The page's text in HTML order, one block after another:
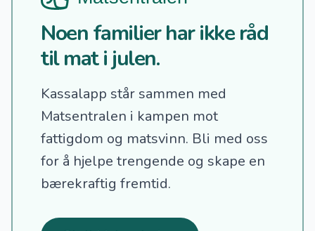
Noen familier har ikke råd
til mat i julen.
Kassalapp står sammen med
Matsentralen i kampen mot
fattigdom og matsvinn. Bli med oss
for å hjelpe trengende og skape en
bærekraftig fremtid.